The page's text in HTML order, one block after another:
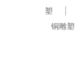
塑
铜雕塑